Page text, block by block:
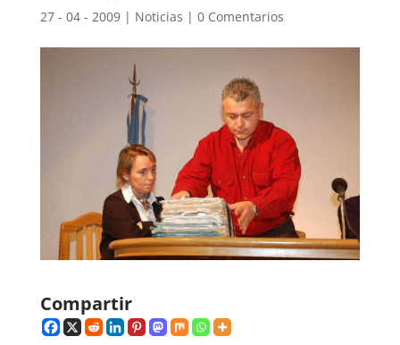
27 - 04 - 2009| Noticias | 0 Comentarios
Compartir